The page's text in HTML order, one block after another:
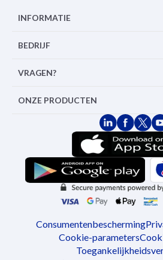
INFORMATIE
BEDRIJF
VRAGEN?
ONZE PRODUCTEN
Consumentenbescherming
Cookie-parameters